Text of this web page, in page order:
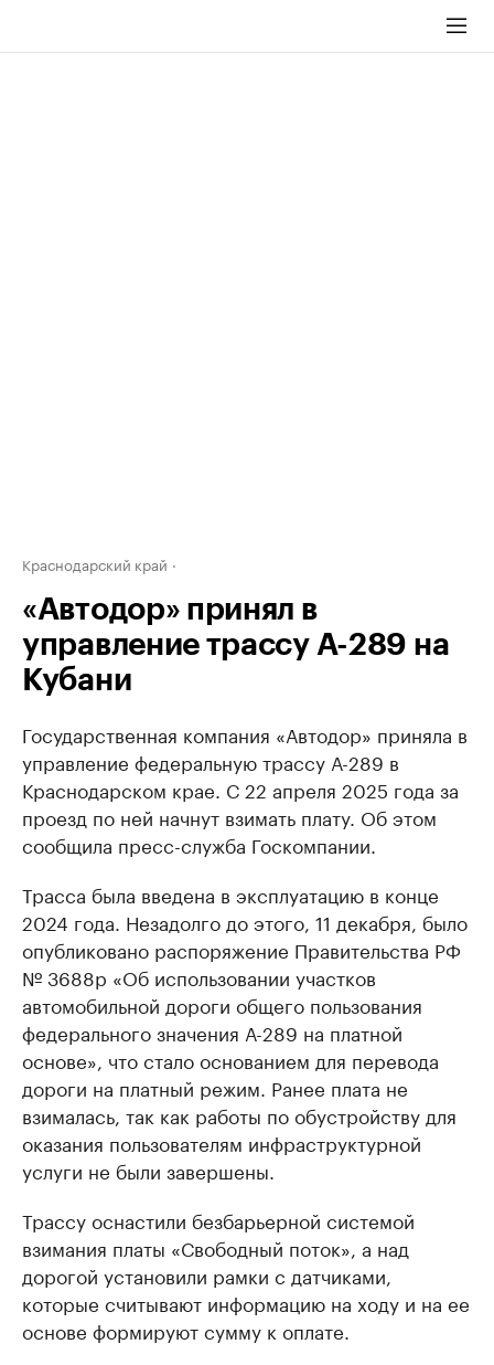
Краснодарский край
«Автодор» принял в
управление трассу А-289 на
Кубани
Государственная компания «Автодор» приняла в
управление федеральную трассу А-289 в
Краснодарском крае. С 22 апреля 2025 года за
проезд по ней начнут взимать плату. Об этом
сообщила пресс-служба Госкомпании.
Трасса была введена в эксплуатацию в конце
2024 года. Незадолго до этого, 11 декабря, было
опубликовано распоряжение Правительства РФ
№ 3688р «Об использовании участков
автомобильной дороги общего пользования
федерального значения А-289 на платной
основе», что стало основанием для перевода
дороги на платный режим. Ранее плата не
взималась, так как работы по обустройству для
оказания пользователям инфраструктурной
услуги не были завершены.
Трассу оснастили безбарьерной системой
взимания платы «Свободный поток», а над
дорогой установили рамки с датчиками,
которые считывают информацию на ходу и на ее
основе формируют сумму к оплате.